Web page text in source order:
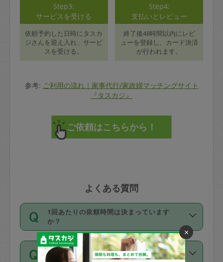
Step3:
サービスを受ける
依頼予約した日時にタスカ
ジさんを迎え入れ、サービ
スを受ける。
Step4:
支払いとレビュー
終了後48時間以内にレビ
ューを登録し、カード決済
が行われます。
参考: ご利用の流れ｜家事代行/家政婦マッチングサイト
『タスカジ』
よくある質問
1回あたりの依頼時間は決まっています
か？
依頼1回につき3時間固定です。3時間を
超えて依頼したい場合は、延長機能をご
価格はどうやって決まっていますか？
×